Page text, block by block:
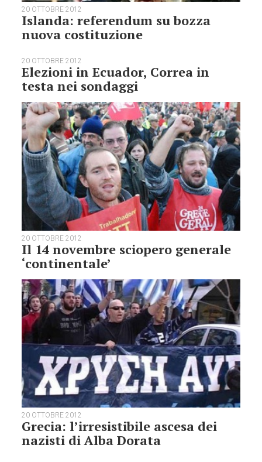
20 OTTOBRE 2012
Islanda: referendum su bozza
nuova costituzione
20 OTTOBRE 2012
Elezioni in Ecuador, Correa in
testa nei sondaggi
20 OTTOBRE 2012
Il 14 novembre sciopero generale
‘continentale’
20 OTTOBRE 2012
Grecia: l’irresistibile ascesa dei
nazisti di Alba Dorata